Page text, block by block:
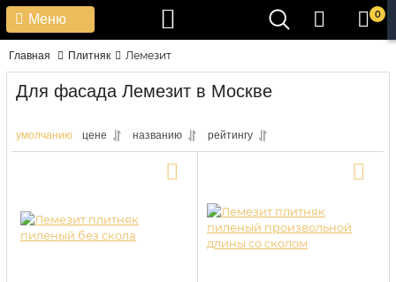
Меню 0
Главная Плитняк Лемезит
Для фасада Лемезит в Москве
умолчанию цене названию рейтингу